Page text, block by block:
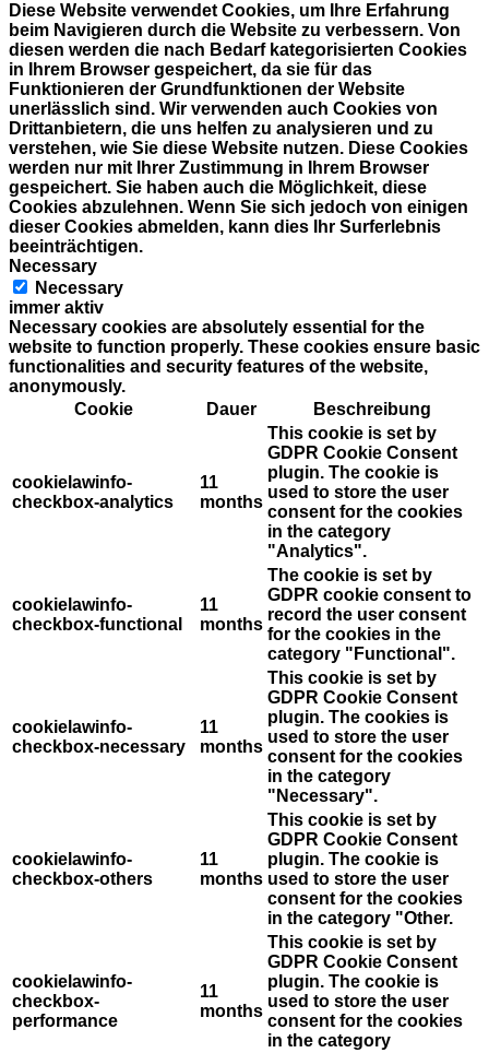
Diese Website verwendet Cookies, um Ihre Erfahrung
beim Navigieren durch die Website zu verbessern. Von
diesen werden die nach Bedarf kategorisierten Cookies
in Ihrem Browser gespeichert, da sie für das
Funktionieren der Grundfunktionen der Website
unerlässlich sind. Wir verwenden auch Cookies von
Drittanbietern, die uns helfen zu analysieren und zu
verstehen, wie Sie diese Website nutzen. Diese Cookies
werden nur mit Ihrer Zustimmung in Ihrem Browser
gespeichert. Sie haben auch die Möglichkeit, diese
Cookies abzulehnen. Wenn Sie sich jedoch von einigen
dieser Cookies abmelden, kann dies Ihr Surferlebnis
beeinträchtigen.
Necessary
Necessary
immer aktiv
Necessary cookies are absolutely essential for the
website to function properly. These cookies ensure basic
functionalities and security features of the website,
anonymously.
Cookie
Dauer Beschreibung
cookielawinfo-
checkbox-analytics
11
months
This cookie is set by
GDPR Cookie Consent
plugin. The cookie is
used to store the user
consent for the cookies
in the category
"Analytics".
cookielawinfo-
checkbox-functional
11
months
The cookie is set by
GDPR cookie consent to
record the user consent
for the cookies in the
category "Functional".
cookielawinfo-
checkbox-necessary
11
months
This cookie is set by
GDPR Cookie Consent
plugin. The cookies is
used to store the user
consent for the cookies
in the category
"Necessary".
cookielawinfo-
checkbox-others
11
months
This cookie is set by
GDPR Cookie Consent
plugin. The cookie is
used to store the user
consent for the cookies
in the category "Other.
cookielawinfo-
checkbox-
performance
11
months
This cookie is set by
GDPR Cookie Consent
plugin. The cookie is
used to store the user
consent for the cookies
in the category